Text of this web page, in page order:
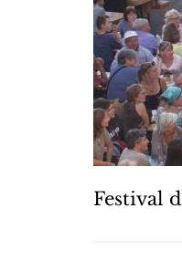
Festival